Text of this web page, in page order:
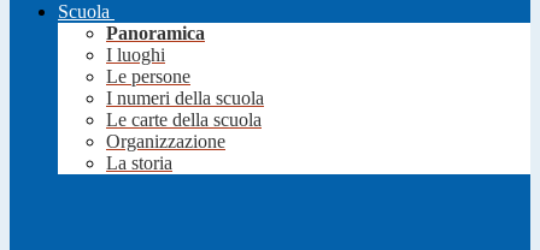
Scuola
Panoramica
I luoghi
Le persone
I numeri della scuola
Le carte della scuola
Organizzazione
La storia